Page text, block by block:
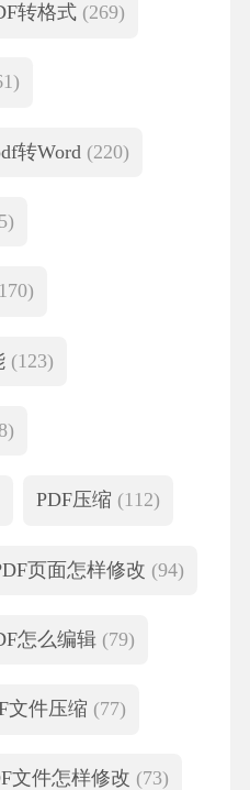
转格式 (269)
转Word (220)
(123)
PDF压缩 (112)
页面怎样修改 (94)
怎么编辑 (79)
文件压缩 (77)
文件怎样修改 (73)